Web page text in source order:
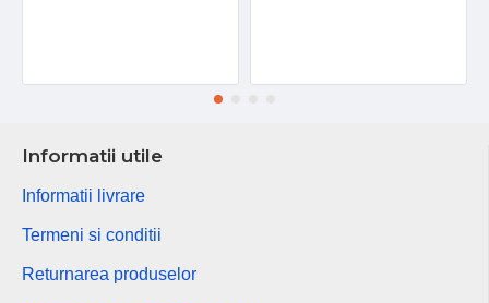
Informatii utile
Informatii livrare
Termeni si conditii
Returnarea produselor